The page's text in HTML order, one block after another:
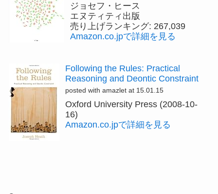
ジョセフ・ヒース
エヌティティ出版
売り上げランキング: 267,039
Amazon.co.jpで詳細を見る
Following the Rules: Practical
Reasoning and Deontic Constraint
posted with amazlet at 15.01.15
Oxford University Press (2008-10-
16)
Amazon.co.jpで詳細を見る